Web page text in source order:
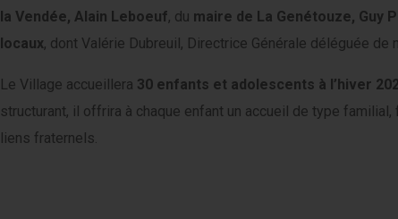
la Vendée, Alain Leboeuf, du maire de La Genétouze, Guy
locaux, dont Valérie Dubreuil, Directrice Générale déléguée de
Le Village accueillera 30 enfants et adolescents à l’hiver
structurant, il offrira à chaque enfant un accueil de type
liens fraternels.